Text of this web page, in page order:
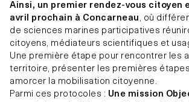
Ainsi, un premier rendez-vous citoyen
avril prochain à Concarneau , où
de sciences marines participatives
citoyens, médiateurs scientifiques et
Une première étape pour rencontrer les
territoire, présenter les premières
amorcer la mobilisation citoyenne.
Parmi ces protocoles : Une mission